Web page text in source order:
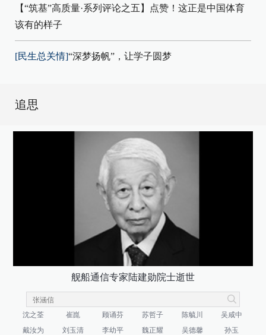
【“筑基”高质量·系列评论之五】点赞！这正是中国体育
该有的样子
[民生总关情]“深梦扬帆”，让学子圆梦
追思
舰船通信专家陆建勋院士逝世
沈之荃 崔崑 顾诵芬 苏哲子 陈毓川
吴咸中
戴汝为
刘玉清 李幼平 魏正耀 吴德馨 孙玉